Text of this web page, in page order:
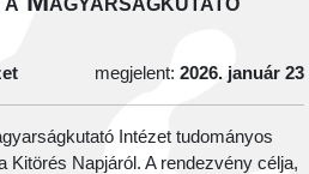
megjelent: 2026. január 23
Intézet tudományos
Kitörés Napjáról. A rendezvény célja,